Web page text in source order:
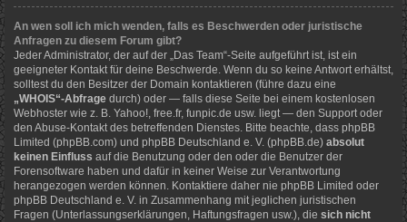
An wen soll ich mich wenden, falls es Beschwerden oder juristische
Anfragen zu diesem Forum gibt?
Jeder Administrator, der auf der „Das Team“-Seite aufgeführt ist, ist ein
geeigneter Kontakt für deine Beschwerde. Wenn du so keine Antwort erhältst,
solltest du den Besitzer der Domain kontaktieren (führe dazu eine
„WHOIS“-Abfrage durch) oder — falls diese Seite bei einem kostenlosen
Webhoster wie z. B. Yahoo!, free.fr, funpic.de usw. liegt — den Support oder
den Abuse-Kontakt des betreffenden Dienstes. Bitte beachte, dass phpBB
Limited (phpBB.com) und phpBB Deutschland e. V. (phpBB.de) absolut
keinen Einfluss auf die Benutzung oder den oder die Benutzer der
Forensoftware haben und dafür in keiner Weise zur Verantwortung
herangezogen werden können. Kontaktiere daher nie phpBB Limited oder
phpBB Deutschland e. V. in Zusammenhang mit jeglichen juristischen
Fragen (Unterlassungserklärungen, Haftungsfragen usw.), die sich nicht